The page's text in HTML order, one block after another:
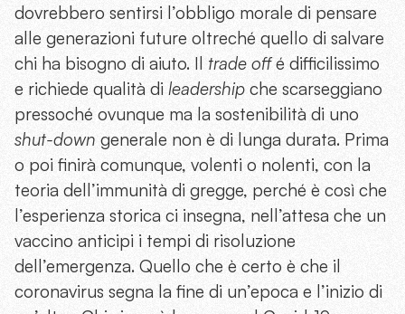
dovrebbero sentirsi l’obbligo morale di pensare
alle generazioni future oltreché quello di salvare
chi ha bisogno di aiuto. Il trade offé difficilissimo
e richiede qualità di leadership che scarseggiano
pressoché ovunque ma la sostenibilità di uno
shut-down generale non è di lunga durata. Prima
o poi finirà comunque, volenti o nolenti, con la
teoria dell’immunità di gregge, perché è così che
l’esperienza storica ci insegna, nell’attesa che un
vaccino anticipi i tempi di risoluzione
dell’emergenza. Quello che è certo è che il
coronavirus segna la fine di un’epoca e l’inizio di